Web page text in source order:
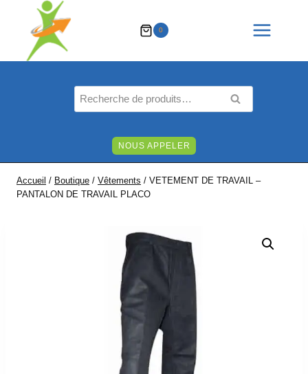
contenu
0
Recherche
pour :
RECHERCHE
NOUS APPELER
Accueil / Boutique / Vêtements / VETEMENT DE TRAVAIL –
PANTALON DE TRAVAIL PLACO